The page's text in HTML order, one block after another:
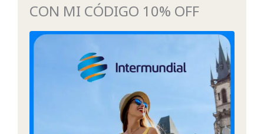
CON MI CÓDIGO 10% OFF